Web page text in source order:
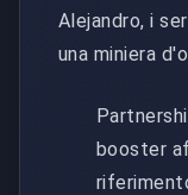
Alejandro, i
una miniera
booster